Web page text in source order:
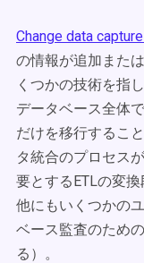
Change data
の情報が追加また
くつかの技術を指
データベース全体
だけを移行するこ
タ統合のプロセス
要とするETLの変換
他にもいくつかの
ベース監査のため
る）。